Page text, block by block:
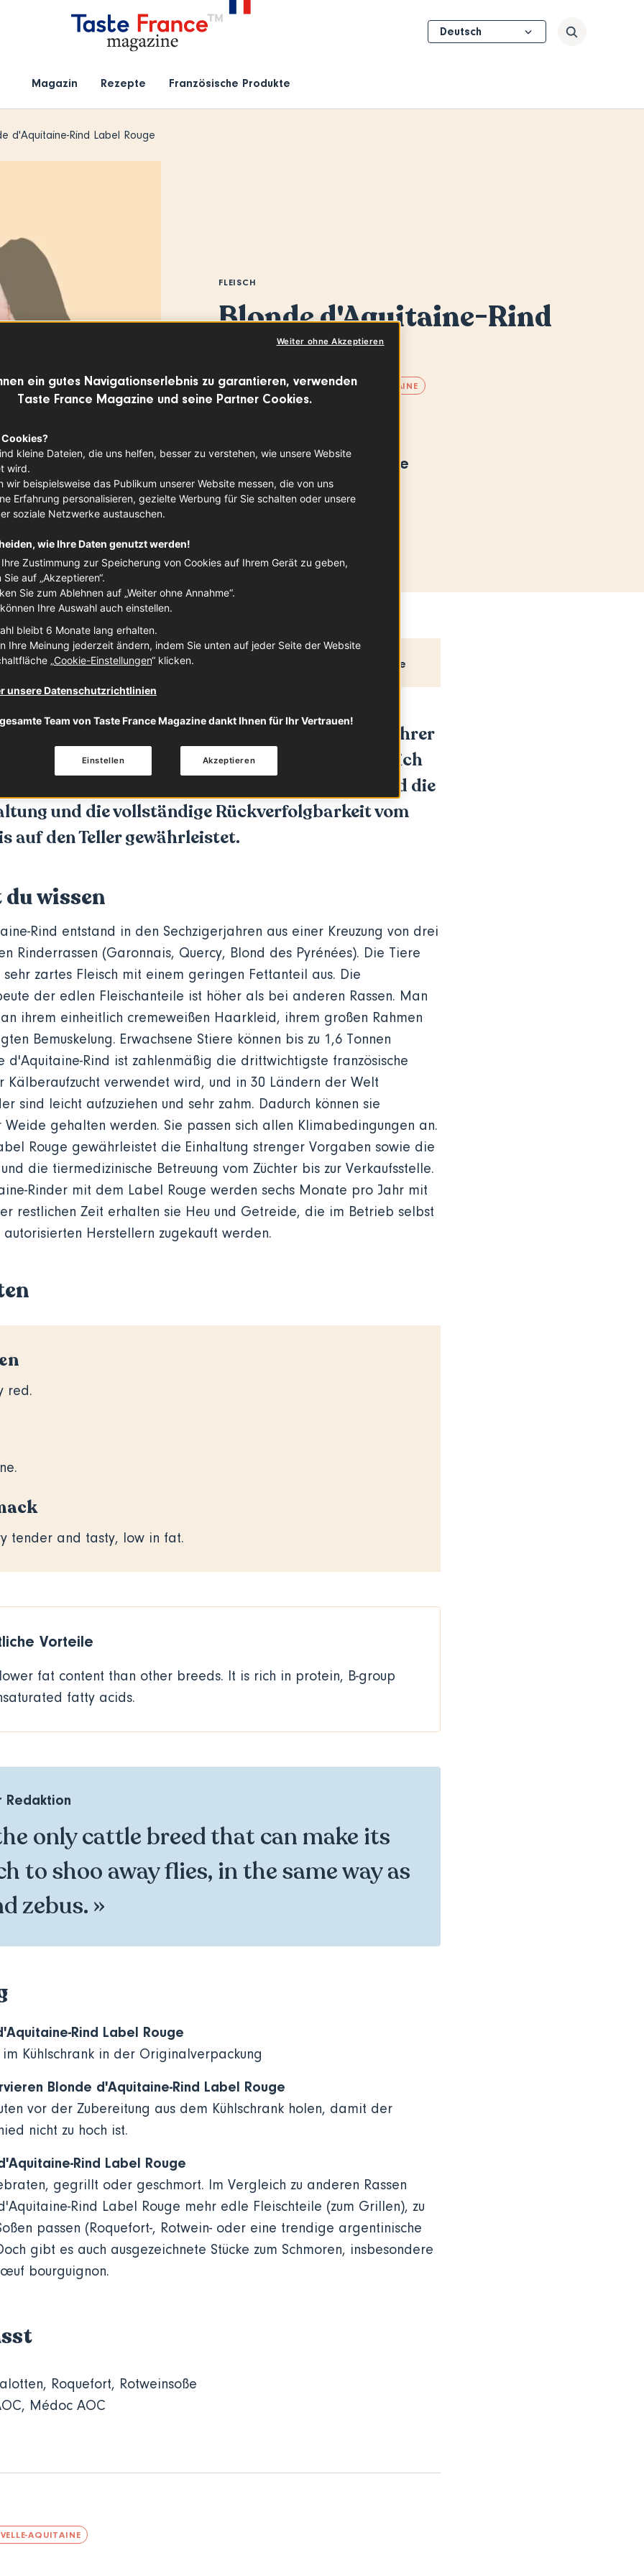
Magazin Rezepte Französische Produkte
Select
your
Suchen
d'Aquitaine-Rind Label Rouge
FLEISCH
Blonde d'Aquitaine-Rind
Label Rouge
FLEISCH RIND NOUVELLE-AQUITAINE
Nouvelle Aquitaine
Eigenschaften Rezepte
Rind ist eine Fleischrasse, die aufgrund ihrer
geringen Fettanteils beliebt ist und in Frankreich
Label Rouge ausgezeichnet wurde. Damit sind die
und die vollständige Rückverfolgbarkeit vom
auf den Teller gewährleistet.
wissen
Rind entstand in den Sechzigerjahren aus einer Kreuzung von drei
Rinderrassen (Garonnais, Quercy, Blond des Pyrénées). Die Tiere
sehr zartes Fleisch mit einem geringen Fettanteil aus. Die
der edlen Fleischanteile ist höher als bei anderen Rassen. Man
ihrem einheitlich cremeweißen Haarkleid, ihrem großen Rahmen
Bemuskelung. Erwachsene Stiere können bis zu 1,6 Tonnen
d'Aquitaine-Rind ist zahlenmäßig die drittwichtigste französische
Kälberaufzucht verwendet wird, und in 30 Ländern der Welt
sind leicht aufzuziehen und sehr zahm. Dadurch können sie
gehalten werden. Sie passen sich allen Klimabedingungen an.
Rouge gewährleistet die Einhaltung strenger Vorgaben sowie die
die tiermedizinische Betreuung vom Züchter bis zur Verkaufsstelle.
Rinder mit dem Label Rouge werden sechs Monate pro Jahr mit
restlichen Zeit erhalten sie Heu und Getreide, die im Betrieb selbst
Herstellern zugekauft werden.
red.
tender and tasty, low in fat.
Vorteile
fat content than other breeds. It is rich in protein, B-group
fatty acids.
Redaktion
only cattle breed that can make its
to shoo away flies, in the same way as
zebus. »
Rind Label Rouge
Kühlschrank in der Originalverpackung
Blonde d'Aquitaine-Rind Label Rouge
vor der Zubereitung aus dem Kühlschrank holen, damit der
nicht zu hoch ist.
Rind Label Rouge
gegrillt oder geschmort. Im Vergleich zu anderen Rassen
Rind Label Rouge mehr edle Fleischteile (zum Grillen), zu
passen (Roquefort-, Rotwein- oder eine trendige argentinische
gibt es auch ausgezeichnete Stücke zum Schmoren, insbesondere
bourguignon.
Roquefort, Rotweinsoße
Médoc AOC
AQUITAINE
ein gutes Navigationserlebnis zu garantieren, verwenden
Taste France Magazine und seine Partner Cookies.
kleine Dateien, die uns helfen, besser zu verstehen, wie unsere Website
wird.
wir beispielsweise das Publikum unserer Website messen, die von uns
Erfahrung personalisieren, gezielte Werbung für Sie schalten oder unsere
soziale Netzwerke austauschen.
wie Ihre Daten genutzt werden!
Ihre Zustimmung zur Speicherung von Cookies auf Ihrem Gerät zu geben,
Sie auf „Akzeptieren“.
Sie zum Ablehnen auf „Weiter ohne Annahme“.
Ihre Auswahl auch einstellen.
bleibt 6 Monate lang erhalten.
Ihre Meinung jederzeit ändern, indem Sie unten auf jeder Seite der Website
„Cookie-Einstellungen“ klicken.
unsere Datenschutzrichtlinien
Team von Taste France Magazine dankt Ihnen für Ihr Vertrauen!
Weiter ohne Akzeptieren
Akzeptieren
Einstellen